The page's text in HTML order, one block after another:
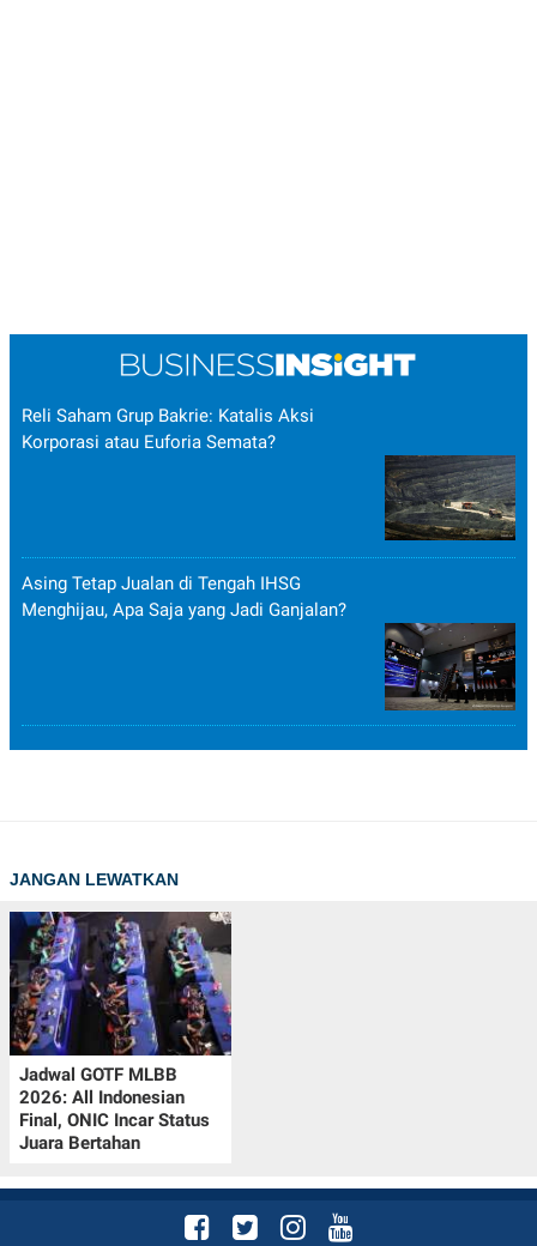
Reli Saham Grup Bakrie: Katalis Aksi
Korporasi atau Euforia Semata?
Asing Tetap Jualan di Tengah IHSG
Menghijau, Apa Saja yang Jadi Ganjalan?
JANGAN LEWATKAN
Jadwal GOTF MLBB
2026: All Indonesian
Final, ONIC Incar Status
Juara Bertahan